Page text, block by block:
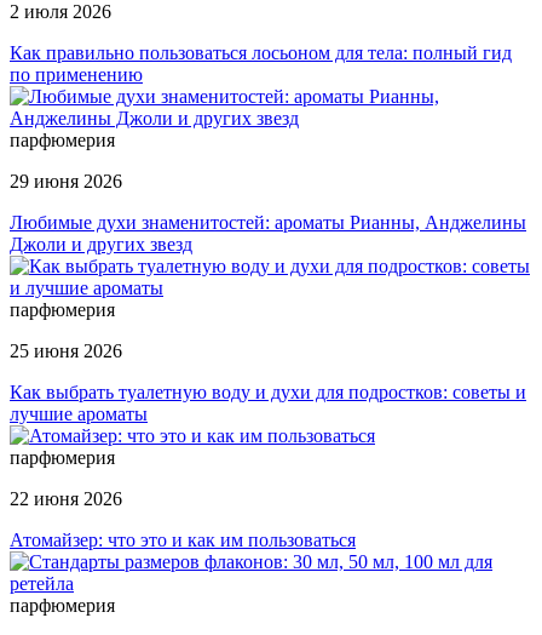
2 июля 2026
Как правильно пользоваться лосьоном для тела: полный гид
по применению
парфюмерия
29 июня 2026
Любимые духи знаменитостей: ароматы Рианны, Анджелины
Джоли и других звезд
парфюмерия
25 июня 2026
Как выбрать туалетную воду и духи для подростков: советы и
лучшие ароматы
парфюмерия
22 июня 2026
Атомайзер: что это и как им пользоваться
парфюмерия